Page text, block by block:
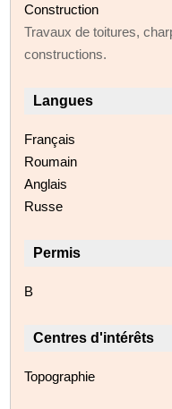
Construction
Travaux de toitures,
constructions.
Langues
Français
Roumain
Anglais
Russe
Permis
B
Centres d'intérêts
Topographie